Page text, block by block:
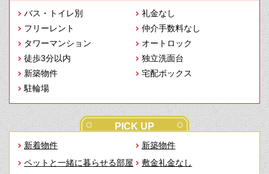
バス・トイレ別
礼金なし
フリーレント
仲介手数料なし
タワーマンション
オートロック
徒歩3分以内
独立洗面台
新築物件
宅配ボックス
駐輪場
PICK UP
新着物件
新築物件
ペットと一緒に暮らせる部屋
敷金礼金なし